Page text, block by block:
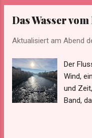
Das Wasser vom
Aktualisiert am Abend
Der
Wind,
und
Band,